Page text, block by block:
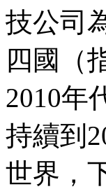
技公司
四國（
2010年
持續到
世界，